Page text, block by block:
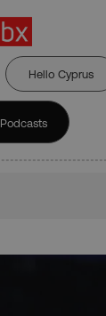
Hello Cyprus
Podcasts